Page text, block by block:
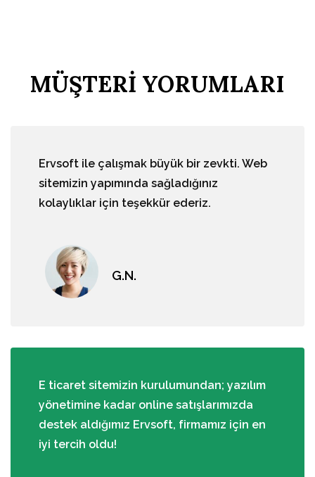
MÜŞTERİ YORUMLARI
Ervsoft ile çalışmak büyük bir zevkti. Web
sitemizin yapımında sağladığınız
kolaylıklar için teşekkür ederiz.
G.N.
E ticaret sitemizin kurulumundan; yazılım
yönetimine kadar online satışlarımızda
destek aldığımız Ervsoft, firmamız için en
iyi tercih oldu!